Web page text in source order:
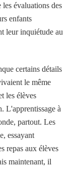
les évaluations des
enfants
leur inquiétude au
certains détails
le même
les élèves
L'apprentissage à
partout. Les
essayant
repas aux élèves
maintenant, il